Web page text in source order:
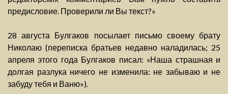
предисловие. Проверили ли Вы текст?»
28 августа Булгаков посылает письмо своему брату
Николаю (переписка братьев недавно наладилась; 25
апреля этого года Булгаков писал: «Наша страшная и
долгая разлука ничего не изменила: не забываю и не
забуду тебя и Ваню»).